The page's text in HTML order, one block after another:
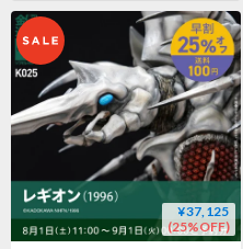
¥37,125
(25%OFF)